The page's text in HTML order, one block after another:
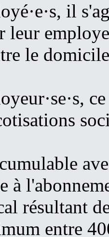
il
leur
le
à
résultant
entre